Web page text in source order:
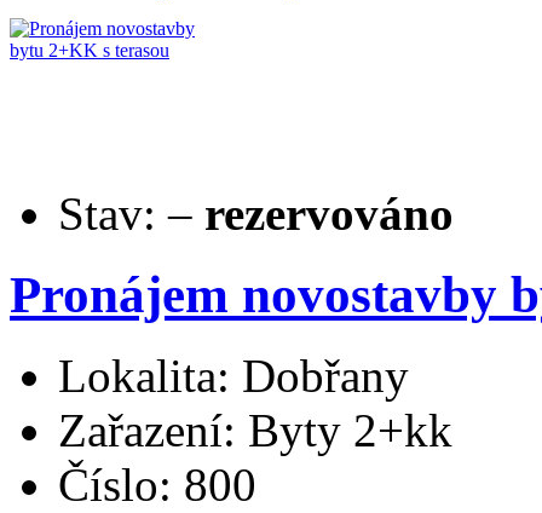
Stav: – rezervováno
Pronájem novostavby
Lokalita: Dobřany
Zařazení: Byty 2+kk
Číslo: 800